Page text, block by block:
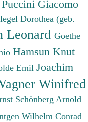
Puccini Giacomo
Dorothea (geb.
Leonard Goethe
Hamsun Knut
Emil Joachim
Winifred
Schönberg Arnold
Wilhelm Conrad